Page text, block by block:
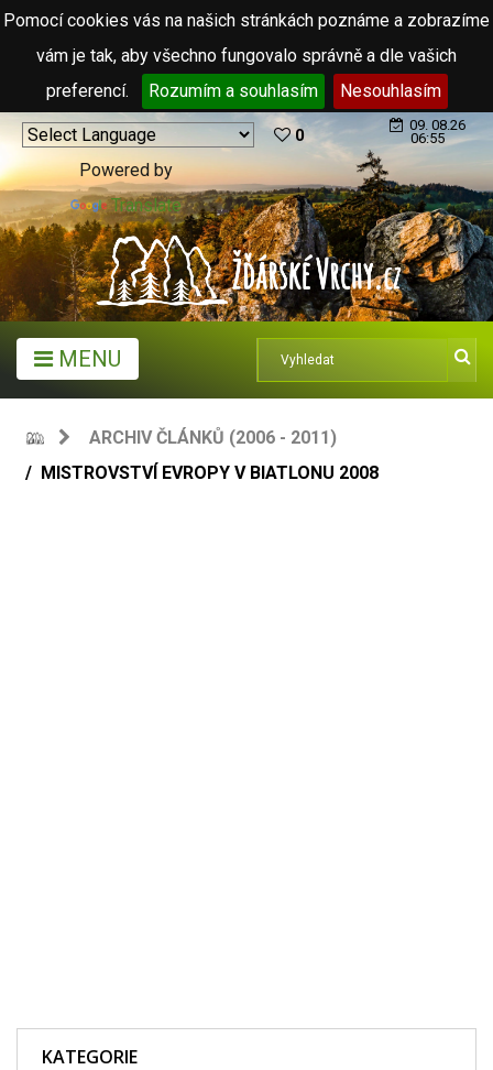
Pomocí cookies vás na našich stránkách poznáme a zobrazíme
vám je tak, aby všechno fungovalo správně a dle vašich
preferencí.
Rozumím a souhlasím Nesouhlasím
Powered by
Translate
0
09. 08.26
06:55
MENU
ARCHIV ČLÁNKŮ (2006 - 2011)
MISTROVSTVÍ EVROPY V BIATLONU 2008
KATEGORIE